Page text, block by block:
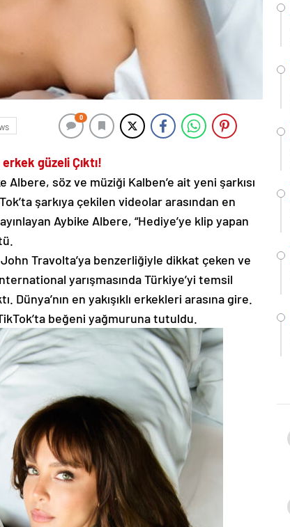
0
güzeli Çıktı!
söz ve müziği Kalben’e ait yeni şarkısı
şarkıya çekilen videolar arasından en
Aybike Albere, “Hediye’ye klip yapan
Travolta’ya benzerliğiyle dikkat çeken ve
yarışmasında Türkiye’yi temsil
en yakışıklı erkekleri arasına gire.
beğeni yağmuruna tutuldu.